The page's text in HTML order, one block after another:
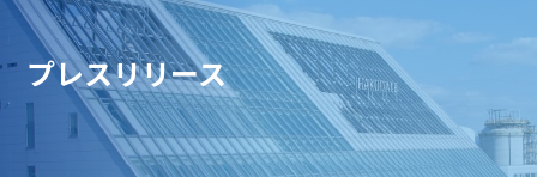
プレスリリース